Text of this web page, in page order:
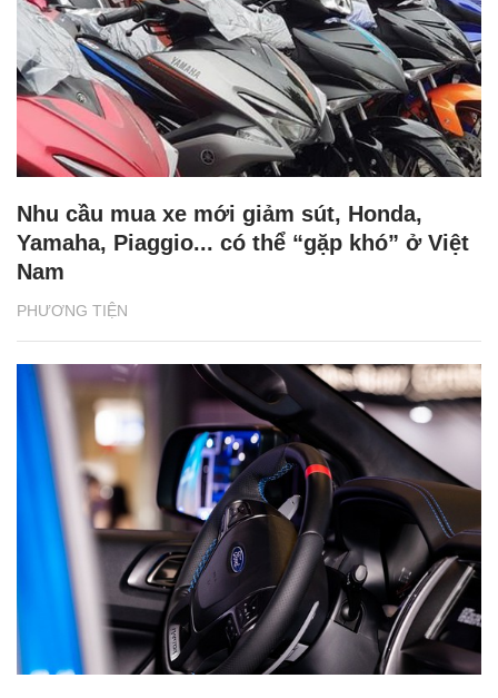
PHƯƠNG TIỆN
Nhu cầu mua xe mới giảm sút, Honda,
Yamaha, Piaggio... có thể “gặp khó” ở Việt
Nam